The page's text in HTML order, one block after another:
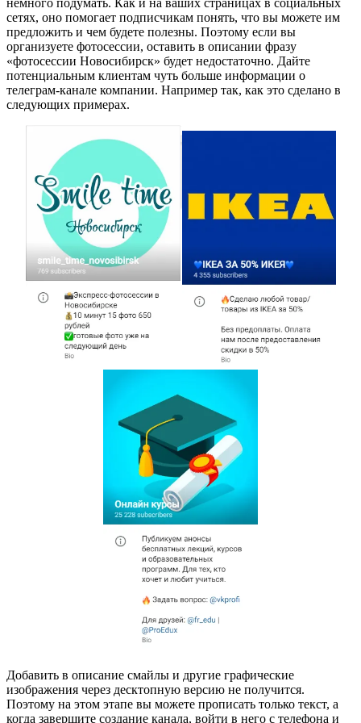
сетях, оно помогает подписчикам понять, что вы можете им
предложить и чем будете полезны. Поэтому если вы
организуете фотосессии, оставить в описании фразу
«фотосессии Новосибирск» будет недостаточно. Дайте
потенциальным клиентам чуть больше информации о
телеграм-канале компании. Например так, как это сделано в
следующих примерах.
Добавить в описание смайлы и другие графические
изображения через десктопную версию не получится.
Поэтому на этом этапе вы можете прописать только текст, а
когда завершите создание канала, войти в него с телефона и